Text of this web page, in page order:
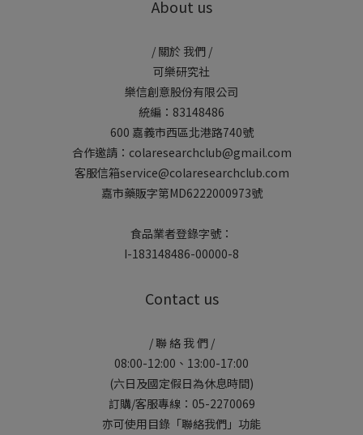
About us
/ 關於 我們 /
可樂研究社
樂信創意股份有限公司
統編：83148486
600 嘉義市西區北港路740號
合作邀請：colaresearchclub@gmail.com
客服信箱service@colaresearchclub.com
嘉市藥販字第MD6222000973號
食品業者登錄字號：
I-183148486-00000-8
Contact us
/ 聯 絡 我 們 /
08:00-12:00、13:00-17:00
(六日及國定假日為休息時間)
訂購/客服專線：05-2270069
亦可使用目錄「聯絡我們」功能